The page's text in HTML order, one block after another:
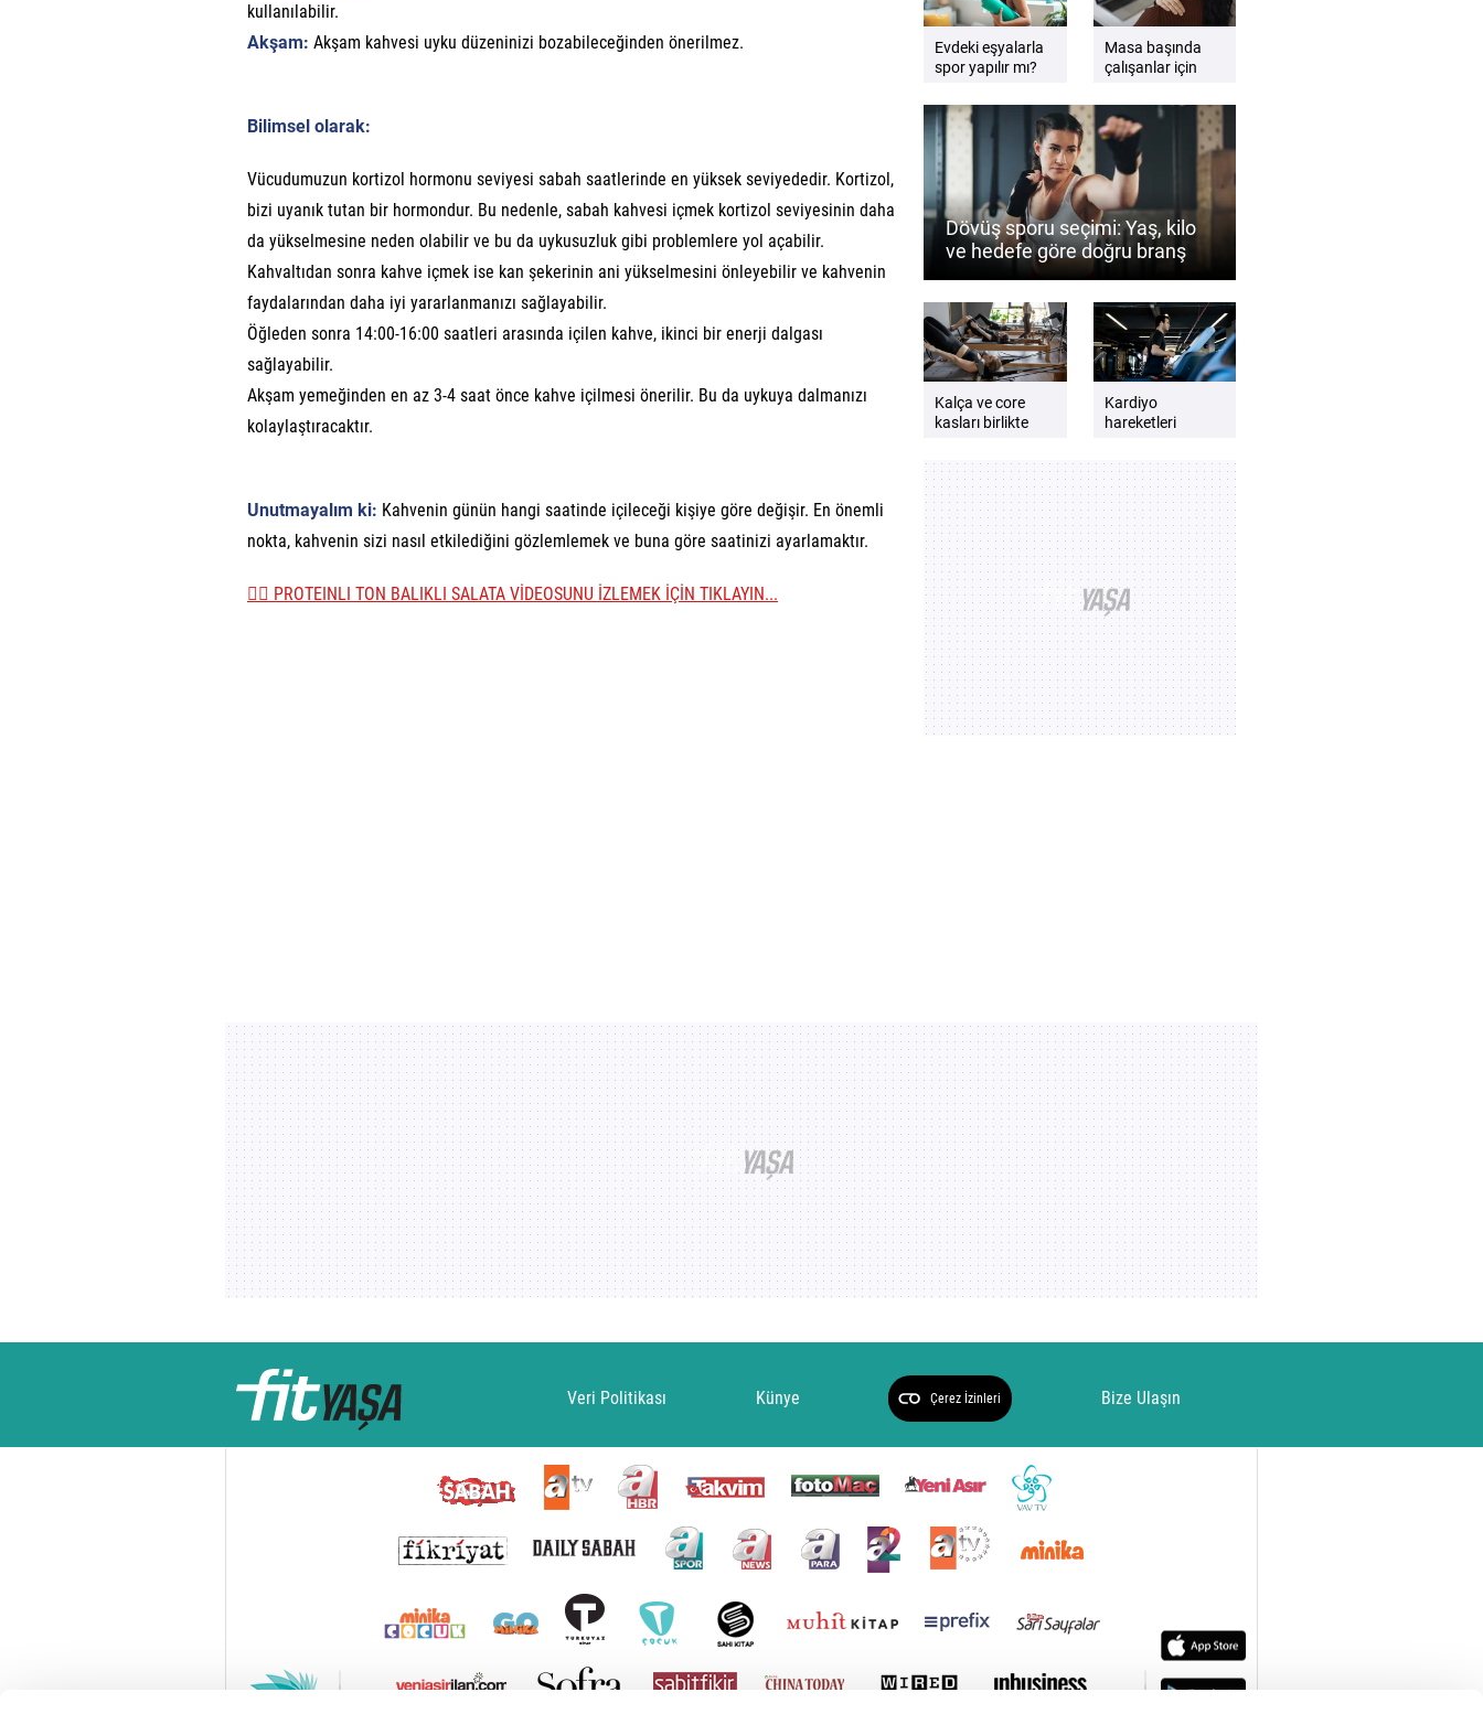
kullanılabilir.
Akşam: Akşam kahvesi uyku düzeninizi bozabileceğinden önerilmez.
Bilimsel olarak:
Vücudumuzun kortizol hormonu seviyesi sabah saatlerinde en yüksek seviyededir. Kortizol,
bizi uyanık tutan bir hormondur. Bu nedenle, sabah kahvesi içmek kortizol seviyesinin daha
da yükselmesine neden olabilir ve bu da uykusuzluk gibi problemlere yol açabilir.
Kahvaltıdan sonra kahve içmek ise kan şekerinin ani yükselmesini önleyebilir ve kahvenin
faydalarından daha iyi yararlanmanızı sağlayabilir.
Öğleden sonra 14:00-16:00 saatleri arasında içilen kahve, ikinci bir enerji dalgası
sağlayabilir.
Akşam yemeğinden en az 3-4 saat önce kahve içilmesi önerilir. Bu da uykuya dalmanızı
kolaylaştıracaktır.
Unutmayalım ki: Kahvenin günün hangi saatinde içileceği kişiye göre değişir. En önemli
nokta, kahvenin sizi nasıl etkilediğini gözlemlemek ve buna göre saatinizi ayarlamaktır.
👉🏼 PROTEINLI TON BALIKLI SALATA VİDEOSUNU İZLEMEK İÇİN TIKLAYIN...
Evdeki eşyalarla
spor yapılır mı?
rehberi
Masa başında
çalışanlar için
esnemeleri
Dövüş sporu seçimi: Yaş, kilo
ve hedefe göre doğru branş
nasıl belirlenir?
Kalça ve core
kasları birlikte
çalıştırılmalıdır?
Güçlü ve dengeli
bir vücut için
öneriler
Kardiyo
hareketleri
seviyesini artırır
mı? Daha zinde
hissetmek için
kardiyo önerileri
Veri Politikası Künye Çerez İzinleri Bize Ulaşın